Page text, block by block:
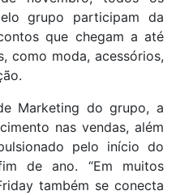
grupo participam da
que chegam a até
como moda, acessórios,
Marketing do grupo, a
nas vendas, além
pelo início do
de ano. “Em muitos
também se conecta